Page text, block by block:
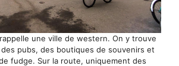
une ville de western. On y trouve
pubs, des boutiques de souvenirs et
fudge. Sur la route, uniquement des